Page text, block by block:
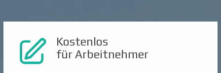
Kostenlos
für Arbeitnehmer